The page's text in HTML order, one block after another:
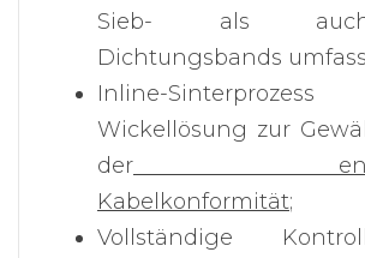
Sieb- als
Dichtungsbands
Inline-
Wickellösung zur
der
Kabelkonformität;
Vollständige